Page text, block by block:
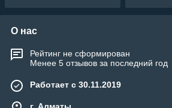
О нас
Рейтинг не сформирован
Менее 5 отзывов за последний год
Работает с 30.11.2019